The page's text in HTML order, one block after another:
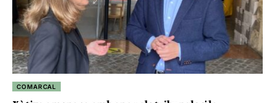
COMARCAL